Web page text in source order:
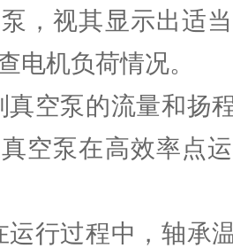
，视其显示出适
电机负荷情况。
真空泵的流量和扬
空泵在高效率点
运行过程中，轴承